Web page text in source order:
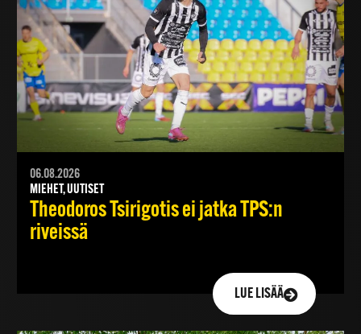
06.08.2026
MIEHET, UUTISET
Theodoros Tsirigotis ei jatka TPS:n
riveissä
LUE LISÄÄ